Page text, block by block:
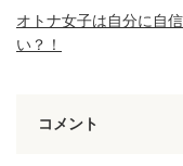
オトナ女子は自分に自
い？！
コメント